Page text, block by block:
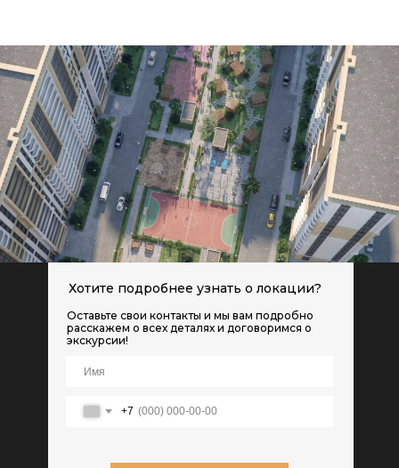
Хотите подробнее узнать о локации?
Оставьте свои контакты и мы вам подробно
расскажем о всех деталях и договоримся о
экскурсии!
+7